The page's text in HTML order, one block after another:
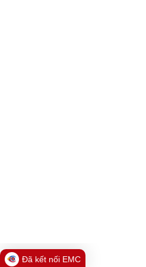
Đã kết nối EMC